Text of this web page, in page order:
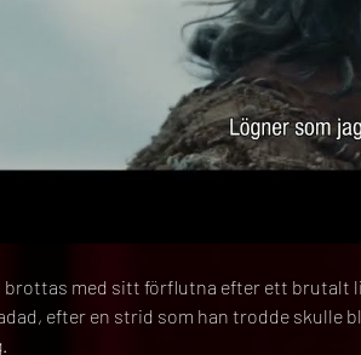
brottas med sitt förflutna efter ett brutalt
efter en strid som han trodde skulle